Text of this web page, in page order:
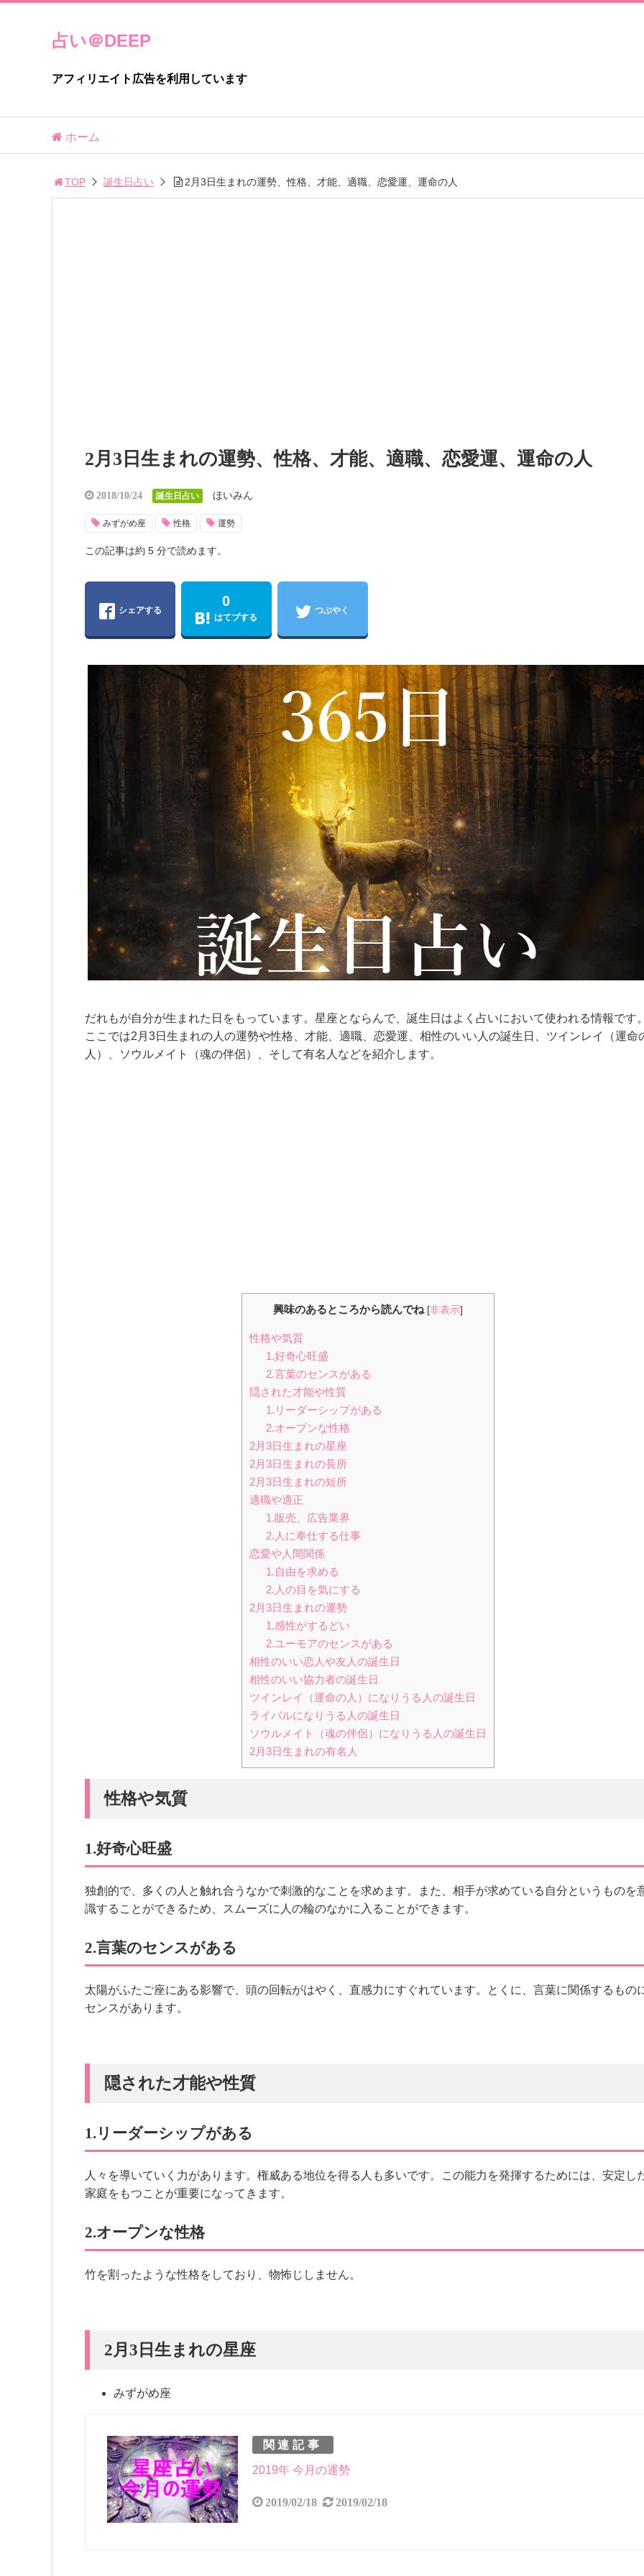
占い＠DEEP
アフィリエイト広告を利用しています
ホーム
TOP 誕生日占い 2月3日生まれの運勢、性格、才能、適職、恋愛運、運命の人
2月3日生まれの運勢、性格、才能、適職、恋愛運、運命の人
2018/10/24 誕生日占い ほいみん
みずがめ座 性格 運勢
この記事は約 5 分で読めます。
シェアする
0
はてブする
つぶやく
だれもが自分が生まれた日をもっています。星座とならんで、誕生日はよく占いにおいて使われる情報です
ここでは2月3日生まれの人の運勢や性格、才能、適職、恋愛運、相性のいい人の誕生日、ツインレイ（運命
人）、ソウルメイト（魂の伴侶）、そして有名人などを紹介します。
興味のあるところから読んでね [非表示]
性格や気質
1.好奇心旺盛
2.言葉のセンスがある
隠された才能や性質
1.リーダーシップがある
2.オープンな性格
2月3日生まれの星座
2月3日生まれの長所
2月3日生まれの短所
適職や適正
1.販売、広告業界
2.人に奉仕する仕事
恋愛や人間関係
1.自由を求める
2.人の目を気にする
2月3日生まれの運勢
1.感性がするどい
2.ユーモアのセンスがある
相性のいい恋人や友人の誕生日
相性のいい協力者の誕生日
ツインレイ（運命の人）になりうる人の誕生日
ライバルになりうる人の誕生日
ソウルメイト（魂の伴侶）になりうる人の誕生日
2月3日生まれの有名人
性格や気質
1.好奇心旺盛
独創的で、多くの人と触れ合うなかで刺激的なことを求めます。また、相手が求めている自分というものを
識することができるため、スムーズに人の輪のなかに入ることができます。
2.言葉のセンスがある
太陽がふたご座にある影響で、頭の回転がはやく、直感力にすぐれています。とくに、言葉に関係するもの
センスがあります。
隠された才能や性質
1.リーダーシップがある
人々を導いていく力があります。権威ある地位を得る人も多いです。この能力を発揮するためには、安定し
家庭をもつことが重要になってきます。
2.オープンな性格
竹を割ったような性格をしており、物怖じしません。
2月3日生まれの星座
みずがめ座
関連記事
2019年 今月の運勢
2019/02/18 2019/02/18